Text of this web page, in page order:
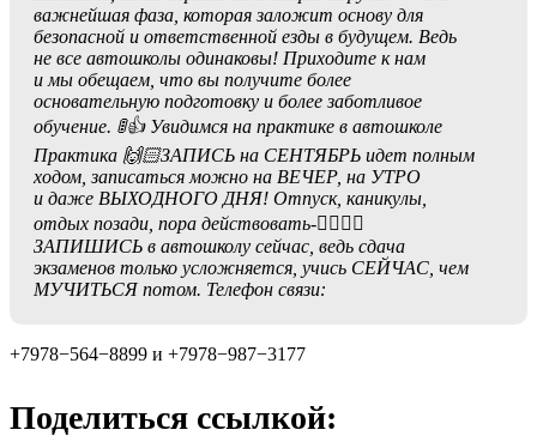
важнейшая фаза, которая заложит основу для
безопасной и ответственной езды в будущем. Ведь
не все автошколы одинаковы! Приходите к нам
и мы обещаем, что вы получите более
основательную подготовку и более заботливое
обучение. 🚦👍 Увидимся на практике в автошколе
Практика 🙌🏻ЗАПИСЬ на СЕНТЯБРЬ идет полным
ходом, записаться можно на ВЕЧЕР, на УТРО
и даже ВЫХОДНОГО ДНЯ! Отпуск, каникулы,
отдых позади, пора действовать-☝🏻👉🏻
ЗАПИШИСЬ в автошколу сейчас, ведь сдача
экзаменов только усложняется, учись СЕЙЧАС, чем
МУЧИТЬСЯ потом. Телефон связи:
+7978−564−8899 и +7978−987−3177
Поделиться ссылкой: